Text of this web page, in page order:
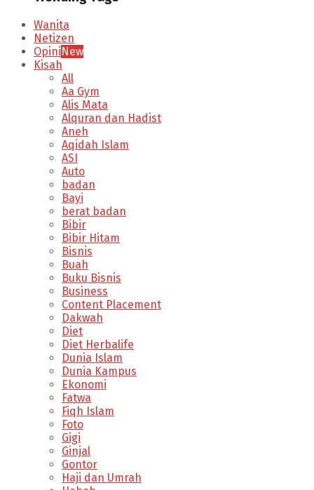
Wanita
Netizen
OpiniNew
Kisah
All
Aa Gym
Alis Mata
Alquran dan Hadist
Aneh
Aqidah Islam
ASI
Auto
badan
Bayi
berat badan
Bibir
Bibir Hitam
Bisnis
Buah
Buku Bisnis
Business
Content Placement
Dakwah
Diet
Diet Herbalife
Dunia Islam
Dunia Kampus
Ekonomi
Fatwa
Fiqh Islam
Foto
Gigi
Ginjal
Gontor
Haji dan Umrah